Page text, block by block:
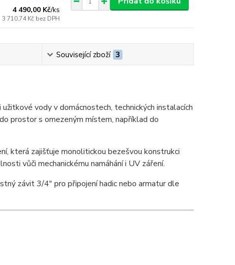
4 490,00 Kč/ks
3 710,74 Kč bez DPH
Související zboží 3
vody v domácnostech, technických instalacích
prostor s omezeným místem, například do
která zajišťuje monolitickou bezešvou konstrukci
vůči mechanickému namáhání i UV záření.
závit 3/4" pro připojení hadic nebo armatur dle